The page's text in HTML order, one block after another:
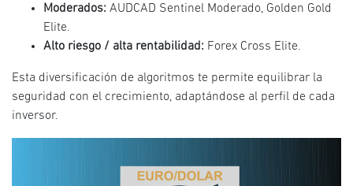
Moderados: AUDCAD Sentinel Moderado, Golden Gold
Elite.
Alto riesgo / alta rentabilidad: Forex Cross Elite.
Esta diversificación de algoritmos te permite equilibrar la
seguridad con el crecimiento, adaptándose al perfil de cada
inversor.